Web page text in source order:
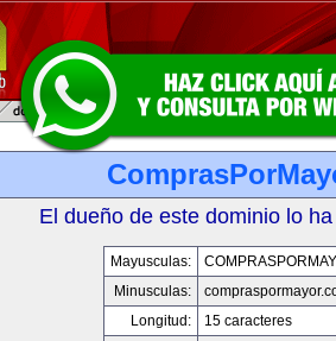
El dueño de este dominio lo
Mayusculas:
Minusculas:
Longitud:
15 caracteres